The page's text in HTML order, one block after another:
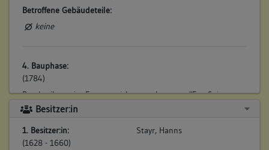
Betroffene Gebäudeteile:
keine
4. Bauphase:
(1784)
Beschreibung im Feuerversicherungskataster: "Enz Seite.
Mitten in der Stadt. Unterm Aiperthurn. Nr. 167 Ein Haus und
Gaß zur Aiperthurn Strasse, gegenüber von Nr. 157. Nr. 167A
Eine Scheuer neben Nr. 166 und Nr. 167". (a)
Besitzer:in
1. Besitzer:in:
(1628 - 1660)
Stayr, Hanns